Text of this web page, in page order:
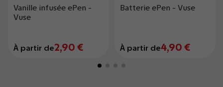
Vanille infusée ePen -
Vuse
À partir de2,90 €
Batterie ePen - Vuse
À partir de4,90 €